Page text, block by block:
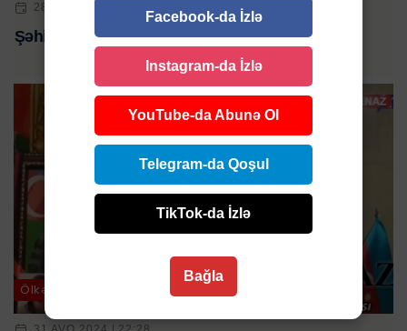
28 IYN 2024 | 01:34
Şəhid atası vəfat etdi
Ölkə
Facebook-da İzlə
Instagram-da İzlə
YouTube-da Abunə Ol
Telegram-da Qoşul
TikTok-da İzlə
Bağla